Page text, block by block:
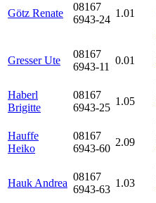
Götz Renate
08167
6943-24
1.01
Gresser Ute
08167
6943-11
0.01
Haberl
Brigitte
08167
6943-25
1.05
Hauffe
Heiko
08167
6943-60
2.09
Hauk Andrea
08167
6943-63
1.03